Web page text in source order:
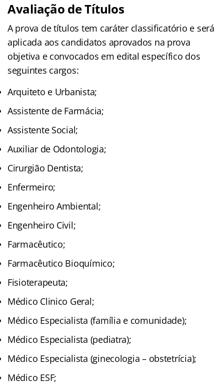
Avaliação de Títulos
A prova de títulos tem caráter classificatório e será
aplicada aos candidatos aprovados na prova
objetiva e convocados em edital específico dos
seguintes cargos:
Arquiteto e Urbanista;
Assistente de Farmácia;
Assistente Social;
Auxiliar de Odontologia;
Cirurgião Dentista;
Enfermeiro;
Engenheiro Ambiental;
Engenheiro Civil;
Farmacêutico;
Farmacêutico Bioquímico;
Fisioterapeuta;
Médico Clinico Geral;
Médico Especialista (família e comunidade);
Médico Especialista (pediatra);
Médico Especialista (ginecologia – obstetrícia);
Médico ESF;